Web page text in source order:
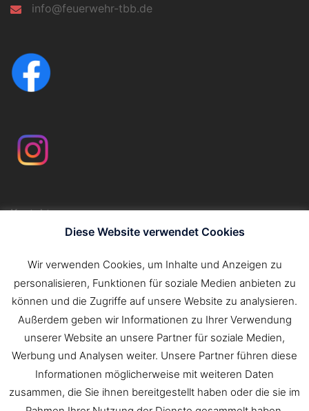
info@feuerwehr-tbb.de
Kontakt
Impressum
Suchen
nach:
Diese Website verwendet Cookies
Wir verwenden Cookies, um Inhalte und Anzeigen zu
personalisieren, Funktionen für soziale Medien anbieten zu
können und die Zugriffe auf unsere Website zu analysieren.
Außerdem geben wir Informationen zu Ihrer Verwendung
unserer Website an unsere Partner für soziale Medien,
Werbung und Analysen weiter. Unsere Partner führen diese
Informationen möglicherweise mit weiteren Daten
zusammen, die Sie ihnen bereitgestellt haben oder die sie im